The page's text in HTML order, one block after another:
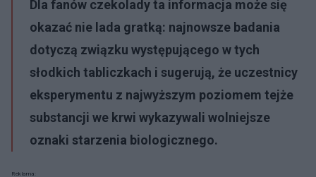
Dla fanów czekolady ta informacja może się
okazać nie lada gratką: najnowsze badania
dotyczą związku występującego w tych
słodkich tabliczkach i sugerują, że uczestnicy
eksperymentu z najwyższym poziomem tejże
substancji we krwi wykazywali wolniejsze
oznaki starzenia biologicznego.
Reklama: